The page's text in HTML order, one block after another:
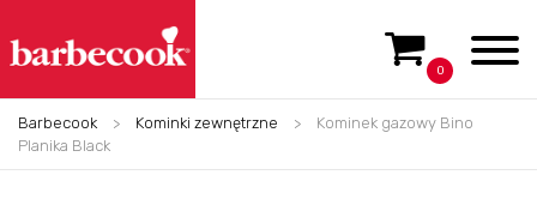
0
Barbecook > Kominki zewnętrzne >
Kominek gazowy Bino
Planika Black